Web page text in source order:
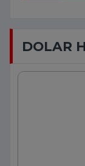
DOLAR